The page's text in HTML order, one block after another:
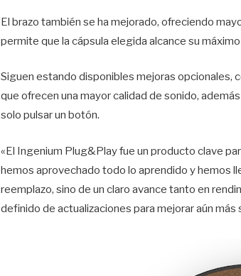
El brazo también se ha mejorado, ofreciendo
permite que la cápsula elegida alcance su
Siguen estando disponibles mejoras opcionales,
que ofrecen una mayor calidad de sonido,
solo pulsar un botón.
«El Ingenium Plug&Play fue un producto clave
hemos aprovechado todo lo aprendido y hemos
reemplazo, sino de un claro avance tanto en
definido de actualizaciones para mejorar aún más